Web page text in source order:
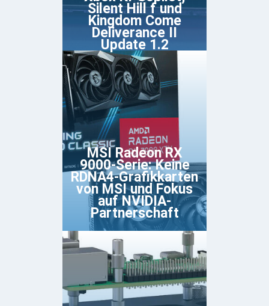
Silent Hill f und
Kingdom Come
Deliverance II
Update 1.2
MSI Radeon RX
9000-Serie: Keine
RDNA4-Grafikkarten
von MSI und Fokus
auf NVIDIA-
Partnerschaft